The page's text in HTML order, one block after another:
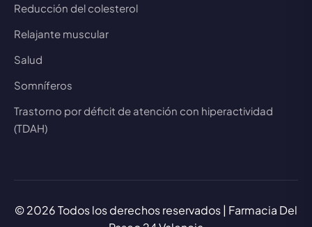
Reducción del colesterol
Relajante muscular
Salud
Somníferos
Trastorno por déficit de atención con hiperactividad
(TDAH)
© 2026 Todos los derechos reservados | Farmacia Del